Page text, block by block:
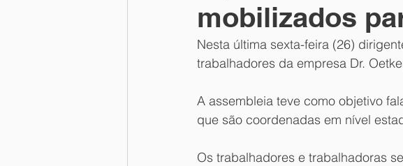
mobilizados
Nesta última sexta-feira (26)
trabalhadores da empresa Dr.
A assembleia teve como objetivo
que são coordenadas em nível
Os trabalhadores e trabalhadoras